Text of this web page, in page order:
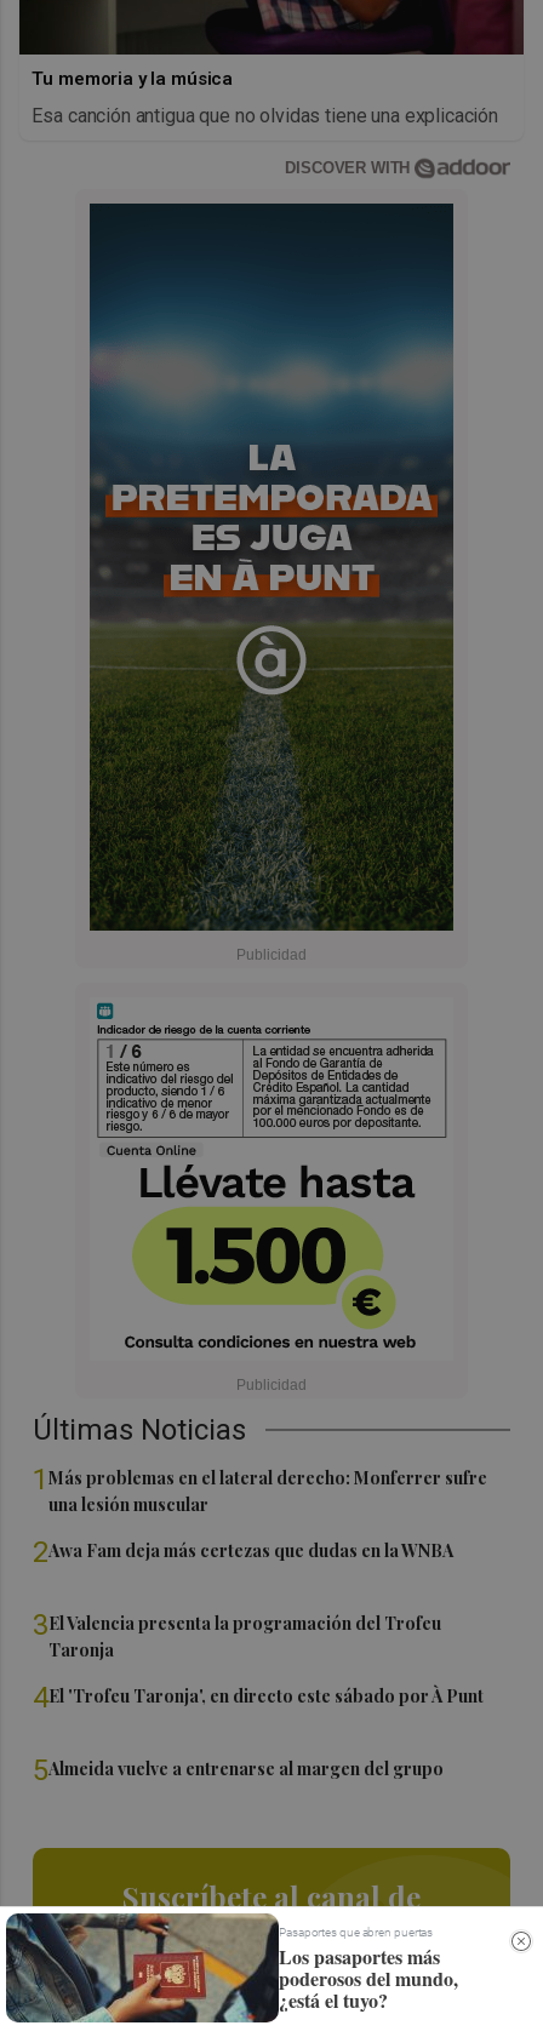
Últimas Noticias
1Más problemas en el lateral derecho: Monferrer sufre
una lesión muscular
2Awa Fam deja más certezas que dudas en la WNBA
3El Valencia presenta la programación del Trofeu
Taronja
4El 'Trofeu Taronja', en directo este sábado por À Punt
5Almeida vuelve a entrenarse al margen del grupo
Suscríbete al canal de
Whatsapp
Siempre al día de las últimas noticias
¡Quiero suscribirme!
Tu memoria y la música
Esa canción antigua que no olvidas tiene una explicación
DISCOVER WITH
Pasaportes que abren puertas
Los pasaportes más
poderosos del mundo,
¿está el tuyo?